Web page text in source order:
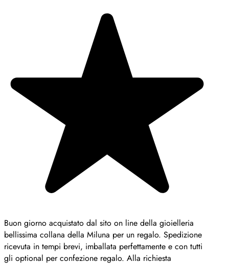
Buon giorno acquistato dal sito on line della gioielleria
bellissima collana della Miluna per un regalo. Spedizione
ricevuta in tempi brevi, imballata perfettamente e con tutti
gli optional per confezione regalo. Alla richiesta